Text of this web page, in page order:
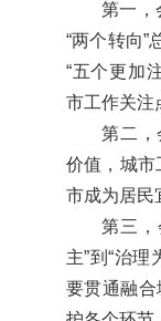
第一，
“两个转向”
“五个更加
市工作关注
第二，
价值，城市
市成为居民
第三
主”到“治理
要贯通融